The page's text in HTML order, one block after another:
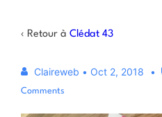
‹ Retour à Clédat 43
Claireweb • Oct 2, 2018
Comments